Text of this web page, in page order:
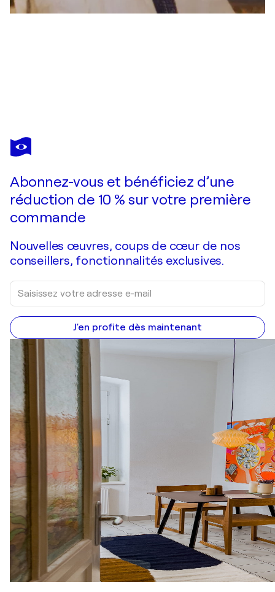
KARIBOU
Eine Künstlerin imit einem Pinsel
Abonnez-vous et bénéficiez d’une
réduction de 10 % sur votre première
commande
Nouvelles œuvres, coups de cœur de nos
conseillers, fonctionnalités exclusives.
J'en profite dès maintenant